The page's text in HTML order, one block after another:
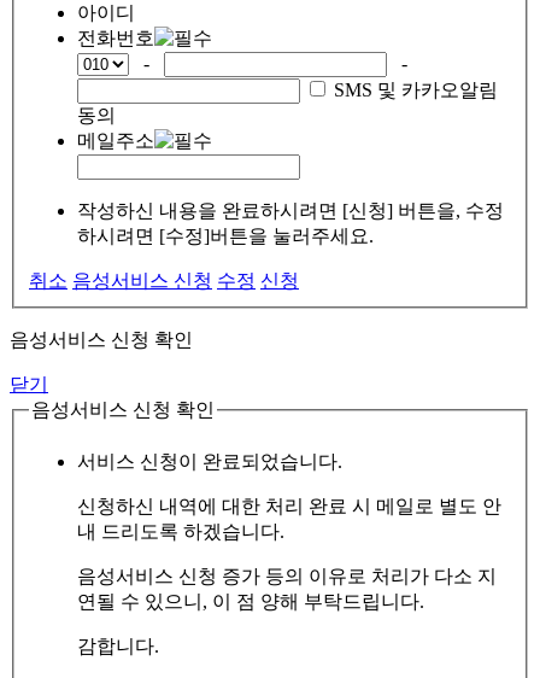
아이디
전화번호
-
-
SMS 및 카카오알림
동의
메일주소
작성하신 내용을 완료하시려면 [신청] 버튼을, 수정
하시려면 [수정]버튼을 눌러주세요.
취소 음성서비스 신청 수정 신청
음성서비스 신청 확인
닫기
음성서비스 신청 확인
서비스 신청이 완료되었습니다.
신청하신 내역에 대한 처리 완료 시 메일로 별도 안
내 드리도록 하겠습니다.
음성서비스 신청 증가 등의 이유로 처리가 다소 지
연될 수 있으니, 이 점 양해 부탁드립니다.
감합니다.